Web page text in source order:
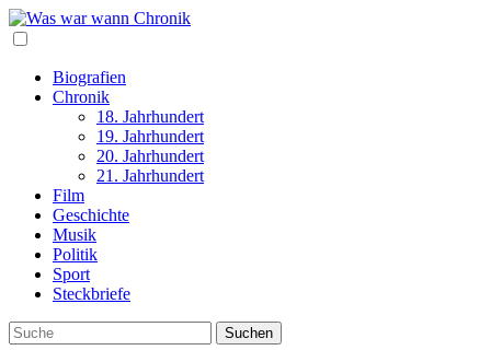
Biografien
Chronik
18. Jahrhundert
19. Jahrhundert
20. Jahrhundert
21. Jahrhundert
Film
Geschichte
Musik
Politik
Sport
Steckbriefe